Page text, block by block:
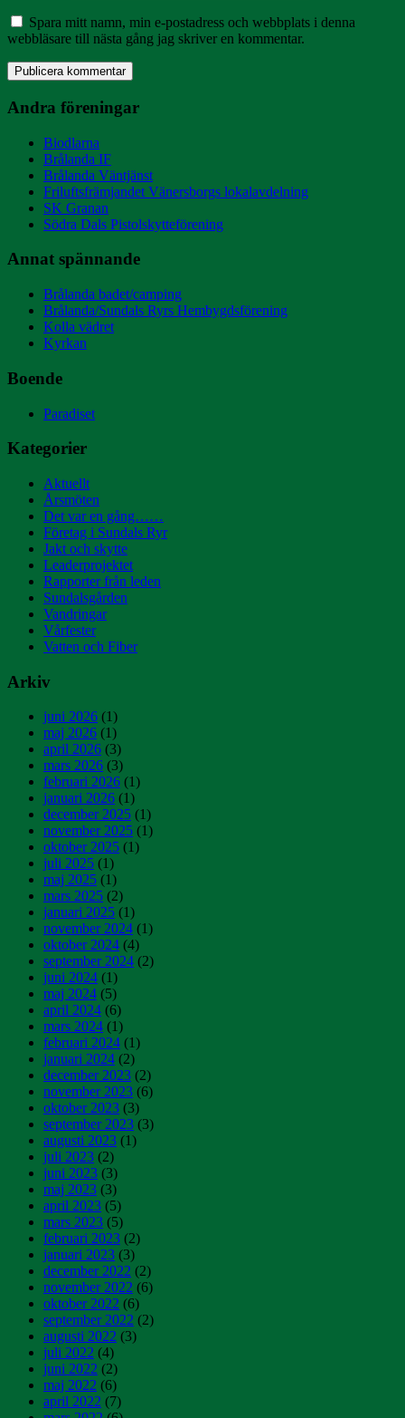
Spara mitt namn, min e-postadress och webbplats i denna
webbläsare till nästa gång jag skriver en kommentar.
Andra föreningar
Biodlarna
Brålanda IF
Brålanda Väntjänst
Friluftsfrämjandet Vänersborgs lokalavdelning
SK Granan
Södra Dals Pistolskytteförening
Annat spännande
Brålanda badet/camping
Brålanda/Sundals Ryrs Hembygdsförening
Kolla vädret
Kyrkan
Boende
Paradiset
Kategorier
Aktuellt
Årsmöten
Det var en gång……
Företag i Sundals Ryr
Jakt och skytte
Leaderprojektet
Rapporter från leden
Sundalsgården
Vandringar
Vårfester
Vatten och Fiber
Arkiv
juni 2026 (1)
maj 2026 (1)
april 2026 (3)
mars 2026 (3)
februari 2026 (1)
januari 2026 (1)
december 2025 (1)
november 2025 (1)
oktober 2025 (1)
juli 2025 (1)
maj 2025 (1)
mars 2025 (2)
januari 2025 (1)
november 2024 (1)
oktober 2024 (4)
september 2024 (2)
juni 2024 (1)
maj 2024 (5)
april 2024 (6)
mars 2024 (1)
februari 2024 (1)
januari 2024 (2)
december 2023 (2)
november 2023 (6)
oktober 2023 (3)
september 2023 (3)
augusti 2023 (1)
juli 2023 (2)
juni 2023 (3)
maj 2023 (3)
april 2023 (5)
mars 2023 (5)
februari 2023 (2)
januari 2023 (3)
december 2022 (2)
november 2022 (6)
oktober 2022 (6)
september 2022 (2)
augusti 2022 (3)
juli 2022 (4)
juni 2022 (2)
maj 2022 (6)
april 2022 (7)